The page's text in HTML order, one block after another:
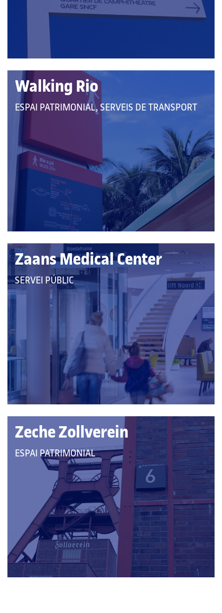
Walking Rio
QUE
PERTANY
LES
CATEGORIES:
ESPAI PATRIMONIAL, SERVEIS DE TRANSPORT
Zaans Medical Center
QUE
PERTANY
CATEGORIES:
SERVEI PÚBLIC
Zeche Zollverein
QUE
PERTANY
CATEGORIES:
ESPAI PATRIMONIAL